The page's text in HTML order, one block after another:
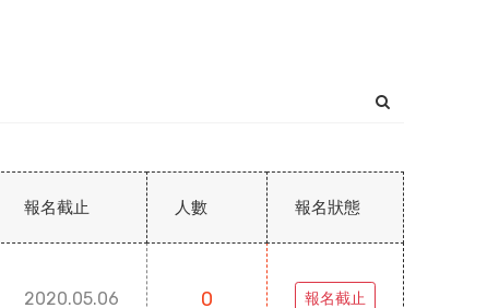
報名截止 人數 報名狀態
2020.05.06 0 報名截止